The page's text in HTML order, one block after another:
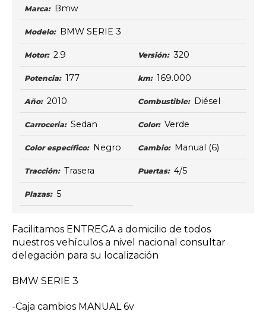
Marca: Bmw
Modelo: BMW SERIE 3
Motor: 2.9 Versión: 320
Potencia: 177 km: 169.000
Año: 2010 Combustible: Diésel
Carroceria: Sedan Color: Verde
Color específico: Negro Cambio: Manual (6)
Tracción: Trasera Puertas: 4/5
Plazas: 5
Facilitamos ENTREGA a domicilio de todos
nuestros vehículos a nivel nacional consultar
delegación para su localización
BMW SERIE 3
-Caja cambios MANUAL 6v